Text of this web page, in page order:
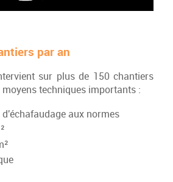
par an
sur plus de 150 chantiers
techniques importants :
d'échafaudage aux normes